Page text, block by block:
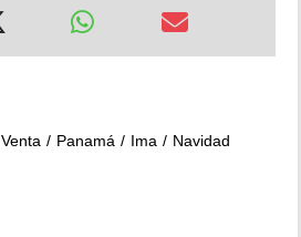
Venta Panamá Ima
Navidad